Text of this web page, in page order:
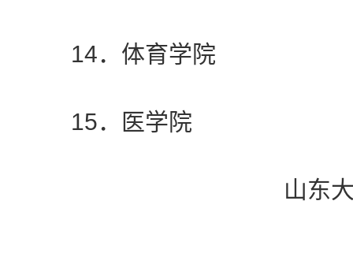
14．体育学院
15．医学院
山东大